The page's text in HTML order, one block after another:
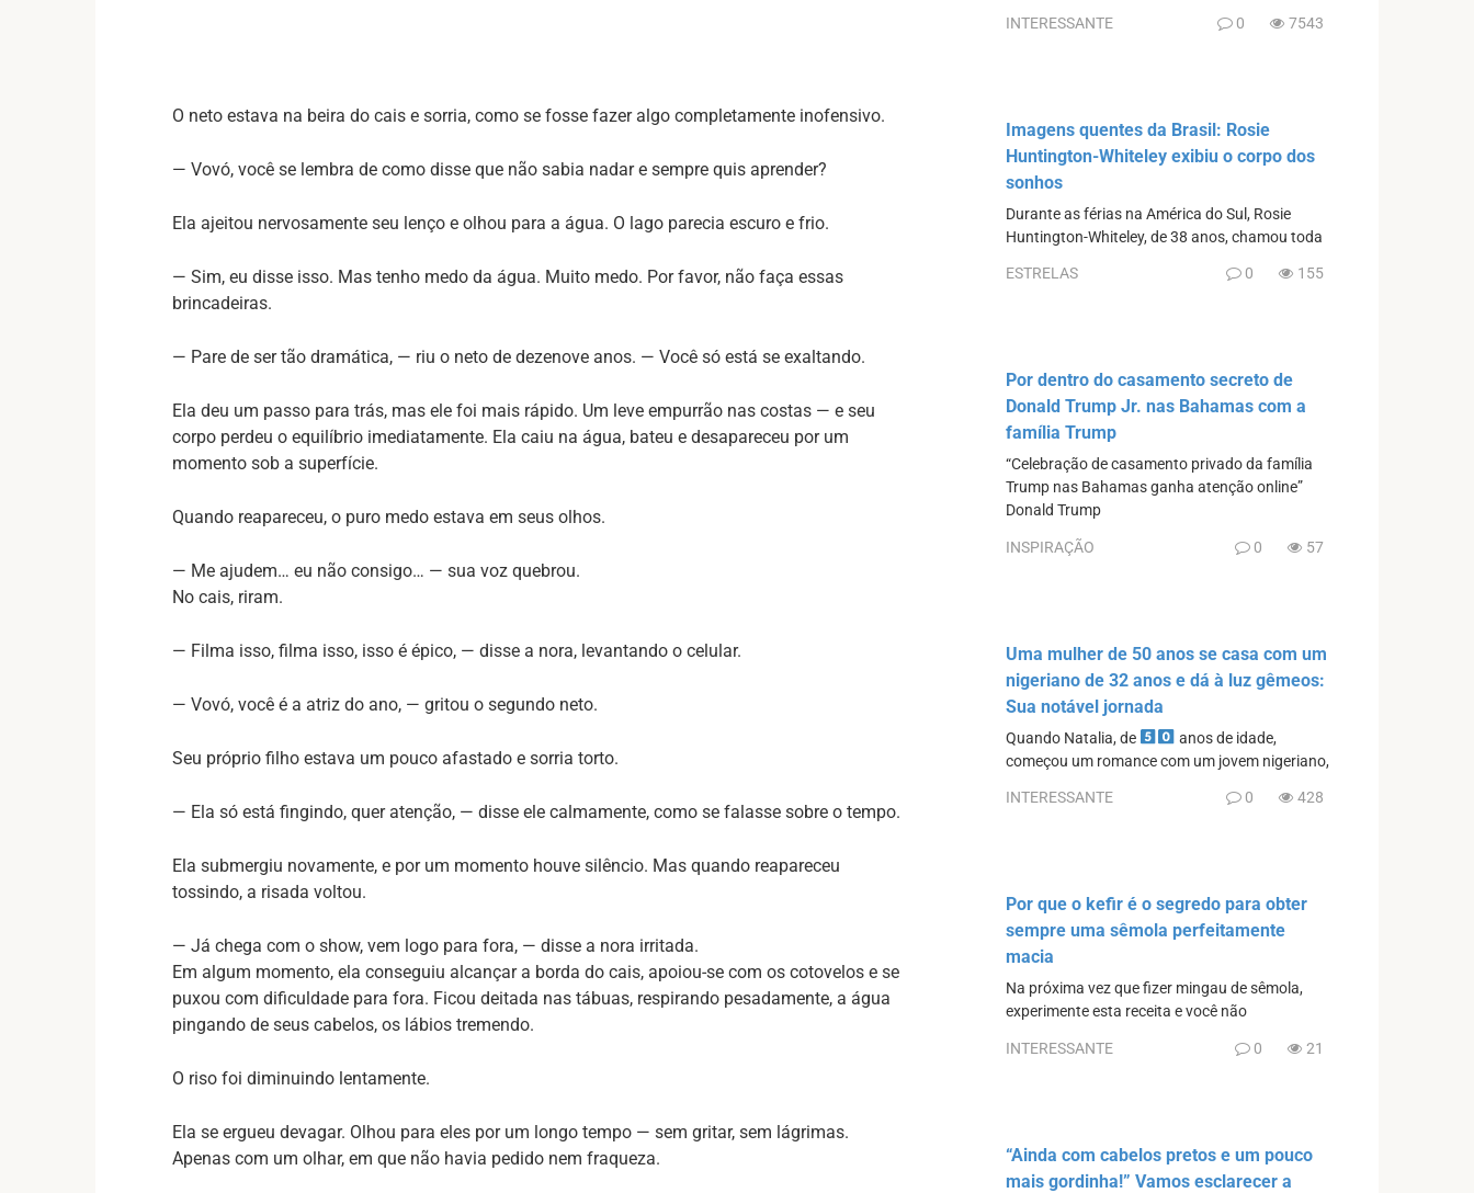
O neto estava na beira do cais e sorria, como se fosse fazer algo completamente inofensivo.
— Vovó, você se lembra de como disse que não sabia nadar e sempre quis aprender?
Ela ajeitou nervosamente seu lenço e olhou para a água. O lago parecia escuro e frio.
— Sim, eu disse isso. Mas tenho medo da água. Muito medo. Por favor, não faça essas
brincadeiras.
— Pare de ser tão dramática, — riu o neto de dezenove anos. — Você só está se exaltando.
Ela deu um passo para trás, mas ele foi mais rápido. Um leve empurrão nas costas — e seu
corpo perdeu o equilíbrio imediatamente. Ela caiu na água, bateu e desapareceu por um
momento sob a superfície.
Quando reapareceu, o puro medo estava em seus olhos.
— Me ajudem… eu não consigo… — sua voz quebrou.
No cais, riram.
— Filma isso, filma isso, isso é épico, — disse a nora, levantando o celular.
— Vovó, você é a atriz do ano, — gritou o segundo neto.
Seu próprio filho estava um pouco afastado e sorria torto.
— Ela só está fingindo, quer atenção, — disse ele calmamente, como se falasse sobre o tempo.
Ela submergiu novamente, e por um momento houve silêncio. Mas quando reapareceu
tossindo, a risada voltou.
— Já chega com o show, vem logo para fora, — disse a nora irritada.
Em algum momento, ela conseguiu alcançar a borda do cais, apoiou-se com os cotovelos e se
puxou com dificuldade para fora. Ficou deitada nas tábuas, respirando pesadamente, a água
pingando de seus cabelos, os lábios tremendo.
O riso foi diminuindo lentamente.
Ela se ergueu devagar. Olhou para eles por um longo tempo — sem gritar, sem lágrimas.
Apenas com um olhar, em que não havia pedido nem fraqueza.
INTERESSANTE 0 7543
Imagens quentes da Brasil: Rosie
Huntington-Whiteley exibiu o corpo dos
sonhos
Durante as férias na América do Sul, Rosie
Huntington-Whiteley, de 38 anos, chamou toda
ESTRELAS 0 155
Por dentro do casamento secreto de
Donald Trump Jr. nas Bahamas com a
família Trump
“Celebração de casamento privado da família
Trump nas Bahamas ganha atenção online”
Donald Trump
INSPIRAÇÃO 0 57
Uma mulher de 50 anos se casa com um
nigeriano de 32 anos e dá à luz gêmeos:
Sua notável jornada
Quando Natalia, de
anos de idade,
começou um romance com um jovem nigeriano,
INTERESSANTE 0 428
Por que o kefir é o segredo para obter
sempre uma sêmola perfeitamente
macia
Na próxima vez que fizer mingau de sêmola,
experimente esta receita e você não
INTERESSANTE 0 21
“Ainda com cabelos pretos e um pouco
mais gordinha!” Vamos esclarecer a